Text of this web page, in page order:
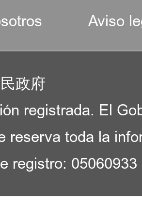
Aviso
政府
registrada. El
reserva toda la
registro: 05060933